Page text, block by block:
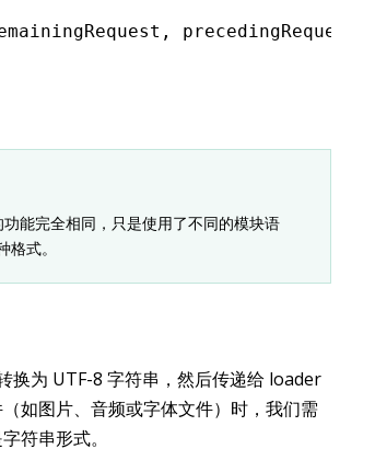
, precedingRequest
能完全相同，只是使用了不同的模块语
式。
换为 UTF-8 字符串，然后传递给 loader
如图片、音频或字体文件）时，我们需
符串形式。